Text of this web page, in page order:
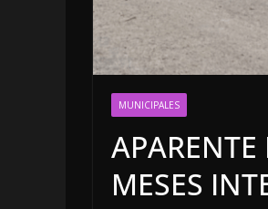
MUNICIPALES
MESES